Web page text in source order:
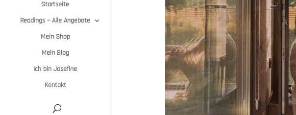
Startseite
Readings – Alle Angebote
Mein Shop
Mein Blog
Ich bin Josefine
Kontakt